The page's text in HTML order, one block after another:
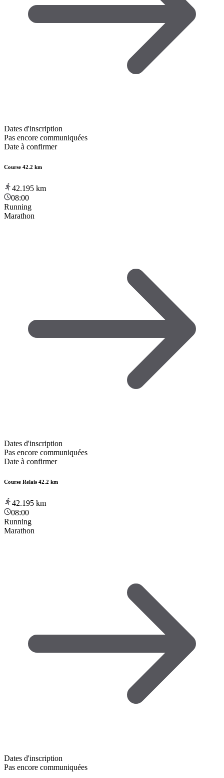
Dates d'inscription
Pas encore communiquées
Date à confirmer
Course 42.2 km
42.195 km
08:00
Running
Marathon
Dates d'inscription
Pas encore communiquées
Date à confirmer
Course Relais 42.2 km
42.195 km
08:00
Running
Marathon
Dates d'inscription
Pas encore communiquées